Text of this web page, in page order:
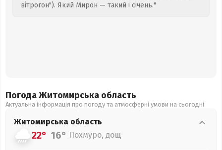
вітрогон"). Який Мирон — такий і січень."
Погода Житомирська область
Актуальна інформація про погоду та атмосферні умови на сьогодні
Житомирська область
22° 16° Похмуро, дощ